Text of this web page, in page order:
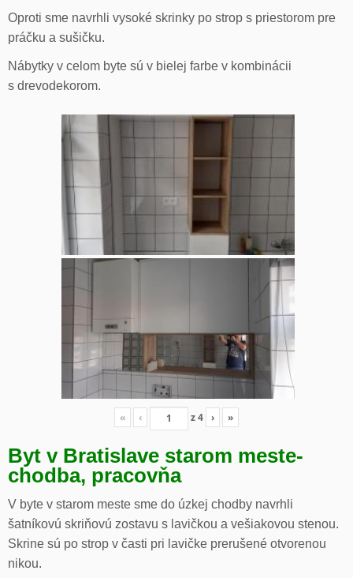
Oproti sme navrhli vysoké skrinky po strop s priestorom pre
práčku a sušičku.
Nábytky v celom byte sú v bielej farbe v kombinácii
s drevodekorom.
« ‹ z4 › »
Byt v Bratislave starom meste-
chodba, pracovňa
V byte v starom meste sme do úzkej chodby navrhli
šatníkovú skriňovú zostavu s lavičkou a vešiakovou stenou.
Skrine sú po strop v časti pri lavičke prerušené otvorenou
nikou.